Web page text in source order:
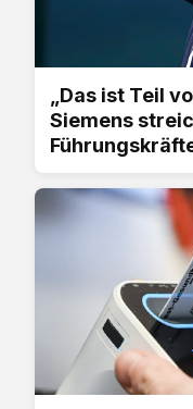
„Das ist Teil
Siemens